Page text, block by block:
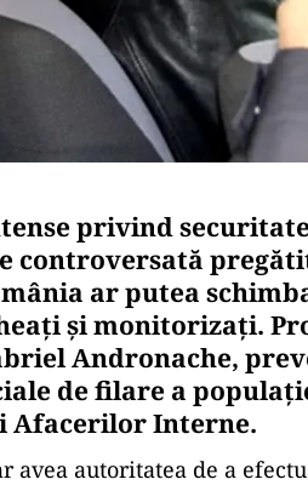
privind
controversată
ar putea
și monitorizați.
Andronache,
de filare a
Afacerilor Interne.
avea autoritatea de a